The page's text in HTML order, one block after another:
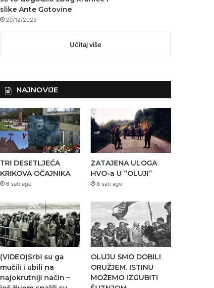
slike Ante Gotovine
20/12/2023
Učitaj više
NAJNOVIJE
TRI DESETLJEĆA
KRIKOVA OČAJNIKA
6 sati ago
ZATAJENA ULOGA
HVO-a U “OLUJI”
8 sati ago
(VIDEO)Srbi su ga
mučili i ubili na
najokrutniji način –
OLUJU SMO DOBILI
ORUŽJEM. ISTINU
MOŽEMO IZGUBITI